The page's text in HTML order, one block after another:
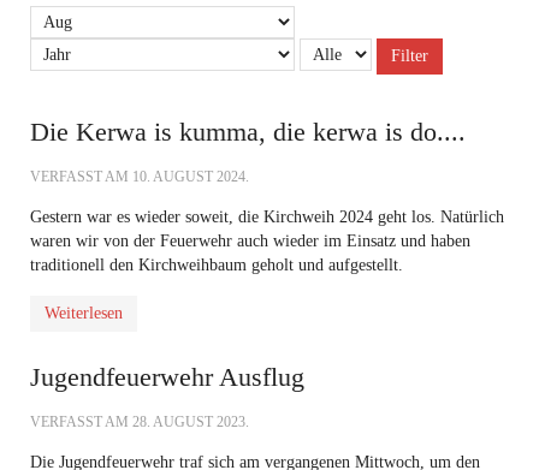
Filter
Die Kerwa is kumma, die kerwa is do....
VERFASST AM 10. AUGUST 2024.
Gestern war es wieder soweit, die Kirchweih 2024 geht los. Natürlich
waren wir von der Feuerwehr auch wieder im Einsatz und haben
traditionell den Kirchweihbaum geholt und aufgestellt.
Weiterlesen
Jugendfeuerwehr Ausflug
VERFASST AM 28. AUGUST 2023.
Die Jugendfeuerwehr traf sich am vergangenen Mittwoch, um den